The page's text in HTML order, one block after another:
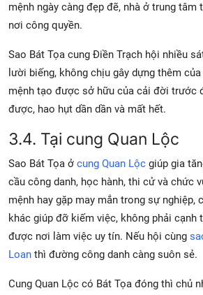
mệnh ngày càng đẹp đẽ, nhà ở trung tâm
nơi công quyền.
Sao Bát Tọa cung Điền Trạch hội nhiều
lười biếng, không chịu gây dựng thêm
mệnh tạo được sở hữu của cải đời trước
được, hao hụt dần dần và mất hết.
3.4. Tại cung Quan Lộc
Sao Bát Tọa ở cung Quan Lộc giúp gia
cầu công danh, học hành, thi cử và chức
mệnh hay gặp may mắn trong sự nghiệp,
khác giúp đỡ kiếm việc, không phải cạnh
được nơi làm việc uy tín. Nếu hội cùng
Loan thì đường công danh càng suôn sẻ.
Cung Quan Lộc có Bát Tọa đóng thì chủ